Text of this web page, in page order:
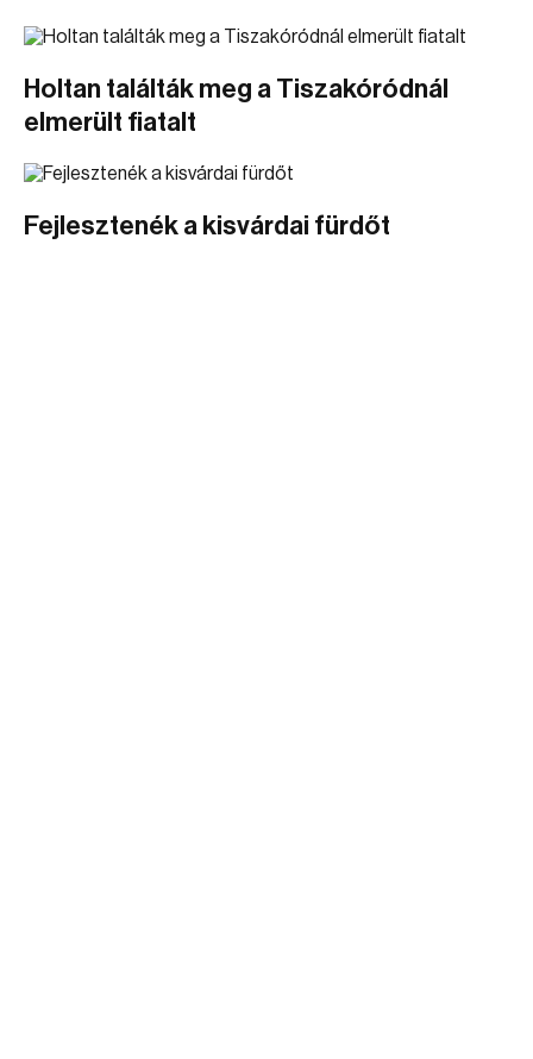
Holtan találták meg a Tiszakóródnál
elmerült fiatalt
Fejlesztenék a kisvárdai fürdőt